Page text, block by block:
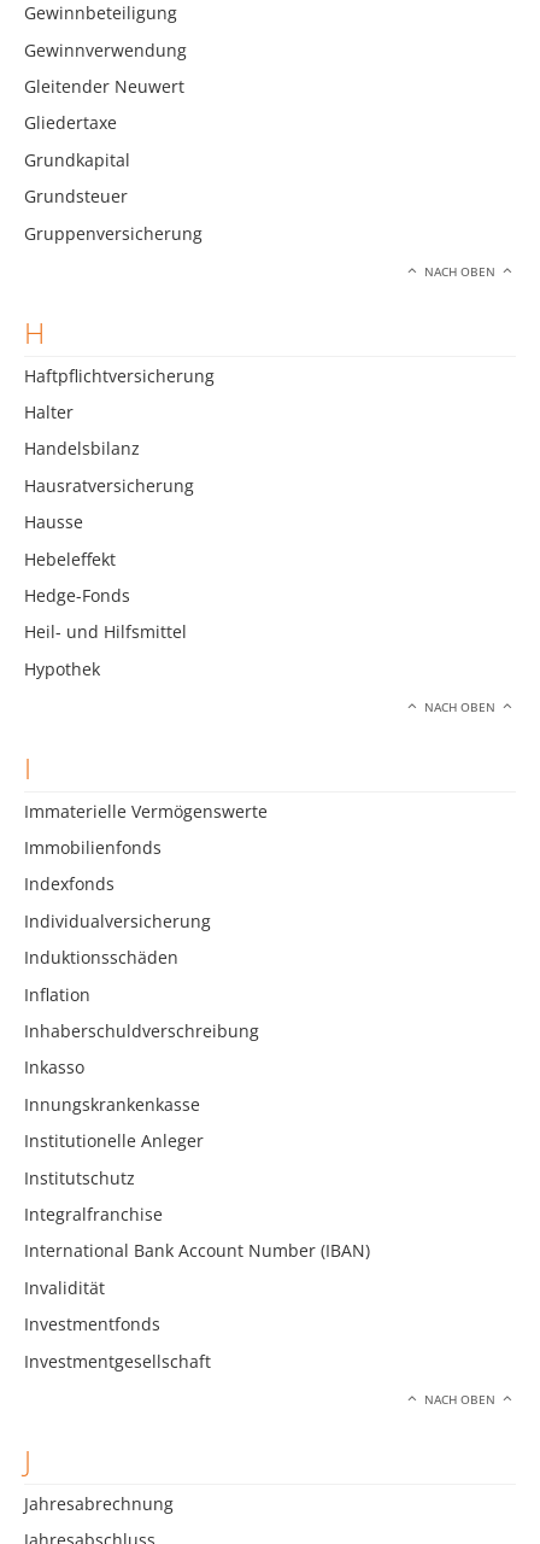
Gewinnbeteiligung
Gewinnverwendung
Gleitender Neuwert
Gliedertaxe
Grundkapital
Grundsteuer
Gruppenversicherung
NACH OBEN
H
Haftpflichtversicherung
Halter
Handelsbilanz
Hausratversicherung
Hausse
Hebeleffekt
Hedge-Fonds
Heil- und Hilfsmittel
Hypothek
NACH OBEN
I
Immaterielle Vermögenswerte
Immobilienfonds
Indexfonds
Individualversicherung
Induktionsschäden
Inflation
Inhaberschuldverschreibung
Inkasso
Innungskrankenkasse
Institutionelle Anleger
Institutschutz
Integralfranchise
International Bank Account Number (IBAN)
Invalidität
Investmentfonds
Investmentgesellschaft
NACH OBEN
J
Jahresabrechnung